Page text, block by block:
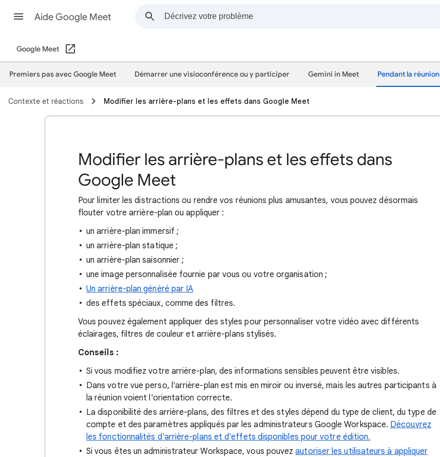
Aide Google Meet
Google Meet
Premiers pas avec Google Meet Démarrer une visioconférence ou y participer Gemini in Meet Pendant la réunion
Contexte et réactions Modifier les arrière-plans et les effets dans Google Meet
Modifier les arrière-plans et les effets dans
Google Meet
Pour limiter les distractions ou rendre vos réunions plus amusantes, vous pouvez désormais
flouter votre arrière-plan ou appliquer :
un arrière-plan immersif ;
un arrière-plan statique ;
un arrière-plan saisonnier ;
une image personnalisée fournie par vous ou votre organisation ;
Un arrière-plan généré par IA
des effets spéciaux, comme des filtres.
Vous pouvez également appliquer des styles pour personnaliser votre vidéo avec différents
éclairages, filtres de couleur et arrière-plans stylisés.
Conseils :
Si vous modifiez votre arrière-plan, des informations sensibles peuvent être visibles.
Dans votre vue perso, l'arrière-plan est mis en miroir ou inversé, mais les autres participants à
la réunion voient l'orientation correcte.
La disponibilité des arrière-plans, des filtres et des styles dépend du type de client, du type de
compte et des paramètres appliqués par les administrateurs Google Workspace. Découvrez
les fonctionnalités d'arrière-plans et d'effets disponibles pour votre édition.
Si vous êtes un administrateur Workspace, vous pouvezautoriser les utilisateurs à appliquer